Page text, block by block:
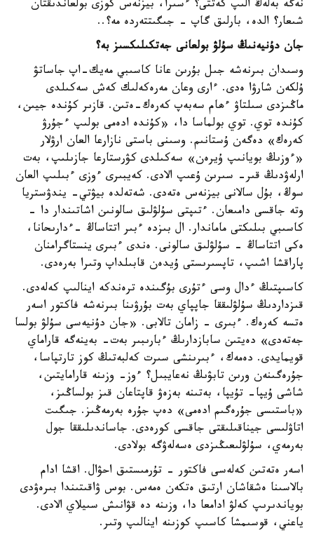
نەگە بەلەڭ الىپ كەتتى؟ ءسىرا، بيزنەس كوزى بولعاندىقتان
شىعار؟ الدە، بارلىق گاپ - جىگىتتەردە مە؟..
جان دۇنيەنىڭ سۇلۋ بولعانى جەتكىلىكسىز بە؟
وسىدان بىرنەشە جىل بۇرىن عانا كاسىبي مەيك-اپ جاساتۋ
ۇلكەن شارۋا ەدى. ءارى وعان مەرەكەلىك كەش سەكىلدى
ماڭىزدى سىلتاۋ ءھام سەبەپ كەرەك-ەتىن. قازىر كۇندە جيىن،
كۇندە توي. توي بولماسا دا، «كۇندە ادەمى بولىپ ءجۇرۋ
كەرەك» دەگەن ۇستانىم. وسىنى باستى نازارعا العان ارۋلار
«ءوزىڭ بويانىپ ۇيرەن» سەكىلدى كۋرستارعا جازىلىپ، بەت
ارلەۋدىڭ قىر- سىرىن ۇعىپ الادى. كەيبىرى ءوزى ءبىلىپ العان
سوڭ، بۇل سالانى بيزنەس ەتەدى. شەتەلدە بيۋتي- يندۋستريا
وتە جاقسى دامىعان. ءتىپتى سۇلۋلىق سالونىن اشاتىندار دا -
كاسىبي بىلىكتى ماماندار. ال بىزدە ءبىر اتتاساڭ -ءدارىحانا،
ەكى اتتاساڭ - سۇلۋلىق سالونى. ەندى ءبىرى ينستاگرامنان
پاراقشا اشىپ، تاپسىرىستى ۇيدەن قابىلداپ وتىرا بەرەدى.
كاسىپتىڭ ءدال وسى ءتۇرى بۇگىندە ترەندكە اينالىپ كەلەدى.
قىزداردىڭ سۇلۋلىققا جاپپاي بەت بۇرۋىنا بىرنەشە فاكتور اسەر
ەتسە كەرەك. ءبىرى - زامان تالابى. «جان دۇنيەسى سۇلۋ بولسا
جەتەدى» دەيتىن سابازدارىڭ ءبارىبىر بەت- بەينەگە قاراماي
قويمايدى. دەمەك، ءبىرىنشى سىرت كەلبەتىڭ كوز تارتپاسا،
جۇرەگىنەن ورىن تابۋىڭ نەعايبىل؟ ءوز- وزىنە قارامايتىن،
شاشى ۇيپا- تۇيپا، بەتىنە بەزەۋ قاپتاعان قىز بولساڭىز،
«باستىسى جۇرەگىم ادەمى» دەپ جۇرە بەرمەڭىز. جىگىت
اتاۋلىسى جيناقىلىقتى جاقسى كورەدى. جاساندىلىققا جول
بەرمەي، سۇلۋلىعىڭىزدى ەسەلەۋگە بولادى.
اسەر ەتەتىن كەلەسى فاكتور - تۇرمىستىق احۋال. اقشا ادام
بالاسىنا ەشقاشان ارتىق ەتكەن ەمەس. بوس ۋاقىتىندا بىرەۋدى
بوياندىرىپ كەلۋ ادامعا دا، وزىنە دە قۋانىش سىيلاي الادى.
ياعني، قوسىمشا كاسىپ كوزىنە اينالىپ وتىر.